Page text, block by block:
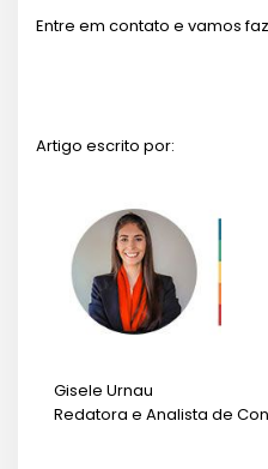
Entre em contato e vamos
Artigo escrito por:
Gisele Urnau
Redatora e Analista de